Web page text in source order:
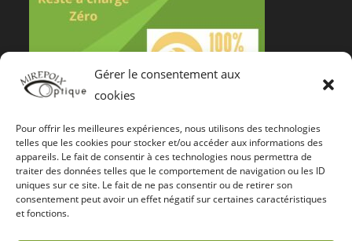
Gérer le consentement aux
cookies
Pour offrir les meilleures expériences, nous utilisons des technologies
telles que les cookies pour stocker et/ou accéder aux informations des
appareils. Le fait de consentir à ces technologies nous permettra de
traiter des données telles que le comportement de navigation ou les ID
uniques sur ce site. Le fait de ne pas consentir ou de retirer son
consentement peut avoir un effet négatif sur certaines caractéristiques
et fonctions.
Notre Certification De Services